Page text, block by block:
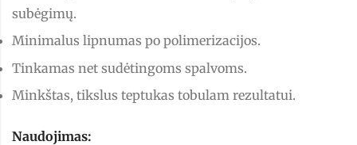
subėgimų.
Minimalus lipnumas po polimerizacijos.
Tinkamas net sudėtingoms spalvoms.
Minkštas, tikslus teptukas tobulam rezultatui.
Naudojimas: